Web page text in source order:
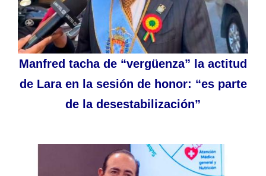
Manfred tacha de “vergüenza” la actitud
de Lara en la sesión de honor: “es parte
de la desestabilización”